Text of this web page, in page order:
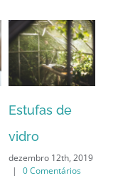
Estufas de
vidro
dezembro 12th, 2019
|
0 Comentários